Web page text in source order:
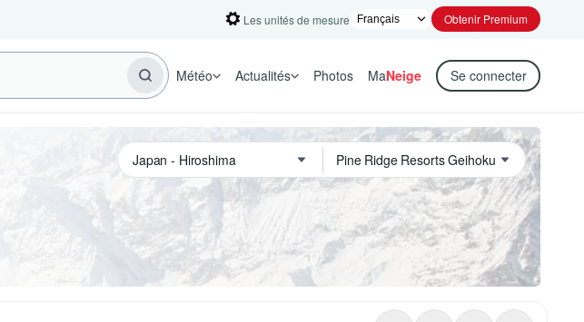
Les unités de mesure Obtenir Premium
Météo Actualités Photos MaNeige Se connecter